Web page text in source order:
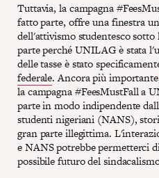
Tuttavia, la campagna
fatto parte, offre una finestra
dell'attivismo studentesco
parte perché UNILAG è stata
delle tasse è stato
federale. Ancora più
la campagna #FeesMustFall a
parte in modo indipendente
studenti nigeriani (NANS),
gran parte illegittima.
e NANS potrebbe permetterci
possibile futuro del